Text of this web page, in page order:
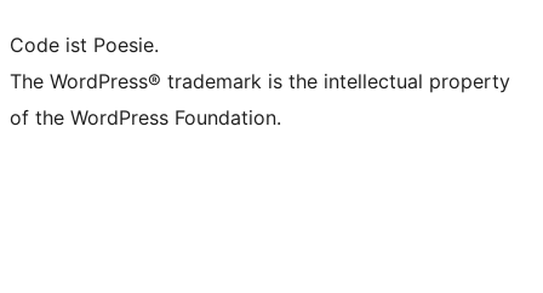
Code ist Poesie.
The WordPress® trademark is the intellectual property
of the WordPress Foundation.